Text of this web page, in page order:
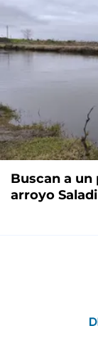
Buscan a un
arroyo